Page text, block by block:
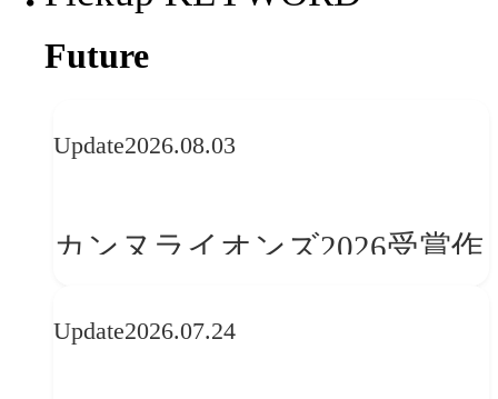
Future
Update2026.08.03
カンヌライオンズ2026受賞作
──「優れたブランド体験」
Update2026.07.24